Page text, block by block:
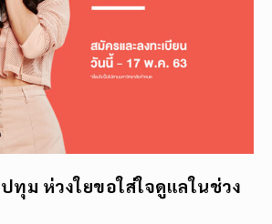
ทุม ห่วงใยขอใส่ใจดูแลในช่วง